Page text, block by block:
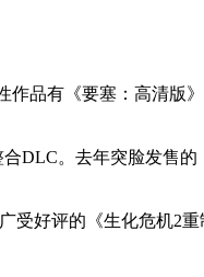
品有《要塞：高清版
DLC。去年突脸发售的
好评的《生化危机2重